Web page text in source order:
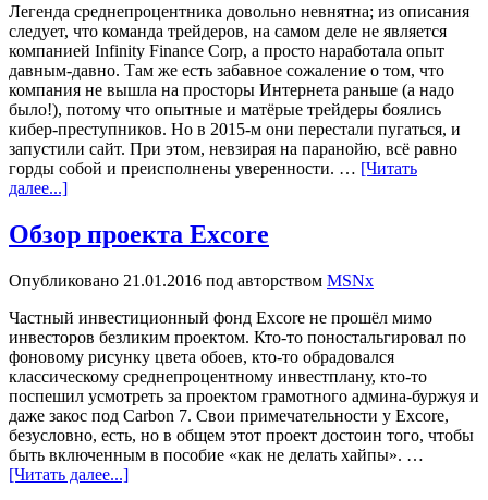
Легенда среднепроцентника довольно невнятна; из описания
следует, что команда трейдеров, на самом деле не является
компанией Infinity Finance Corp, а просто наработала опыт
давным-давно. Там же есть забавное сожаление о том, что
компания не вышла на просторы Интернета раньше (а надо
было!), потому что опытные и матёрые трейдеры боялись
кибер-преступников. Но в 2015-м они перестали пугаться, и
запустили сайт. При этом, невзирая на паранойю, всё равно
горды собой и преисполнены уверенности. … [Читать
далее...]
Обзор проекта Excore
Опубликовано 21.01.2016 под авторством MSNx
Частный инвестиционный фонд Excore не прошёл мимо
инвесторов безликим проектом. Кто-то поностальгировал по
фоновому рисунку цвета обоев, кто-то обрадовался
классическому среднепроцентному инвестплану, кто-то
поспешил усмотреть за проектом грамотного админа-буржуя и
даже закос под Carbon 7. Свои примечательности у Excore,
безусловно, есть, но в общем этот проект достоин того, чтобы
быть включенным в пособие «как не делать хайпы». …
[Читать далее...]